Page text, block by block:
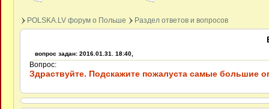
POLSKA.LV форум о Польше Раздел ответов и вопросов
вопрос задан: 2016.01.31. 18:40,
Вопрос:
Здраствуйте. Подскажите пожалуста самые